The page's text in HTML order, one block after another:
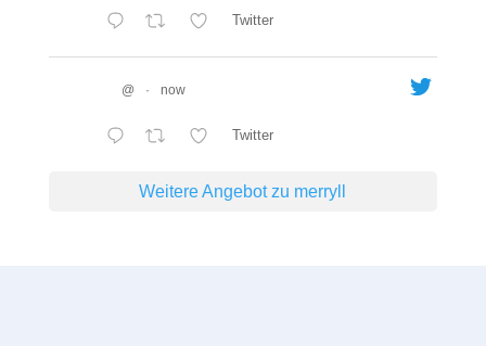
Twitter
@ · now
Twitter
Weitere Angebot zu merryll